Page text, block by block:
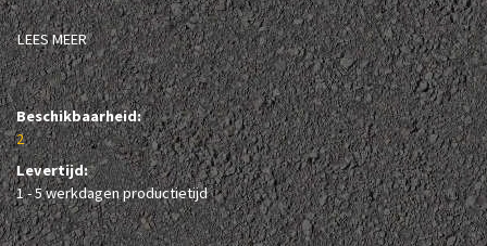
LEES MEER
Beschikbaarheid:
2
Levertijd:
1 - 5 werkdagen productietijd